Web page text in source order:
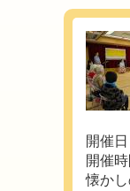
開催
開催
懐か